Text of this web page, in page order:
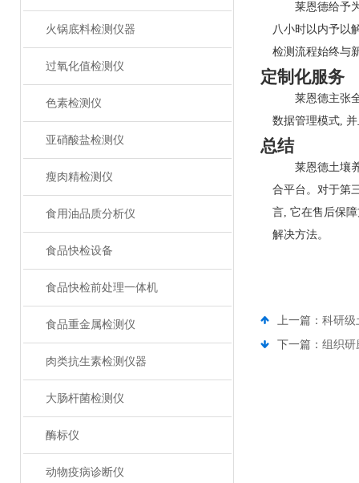
火锅底料检测仪器
过氧化值检测仪
色素检测仪
亚硝酸盐检测仪
瘦肉精检测仪
食用油品质分析仪
食品快检设备
食品快检前处理一体机
食品重金属检测仪
肉类抗生素检测仪器
大肠杆菌检测仪
酶标仪
动物疫病诊断仪
莱恩德给予
八小时以内予以
检测‍流程始终与
定制化服务
莱恩‍德主张
数据管理模式,‍
总结
莱恩德土壤
合平台。对于第
言, 它在⁠售后保
解决方法‌。
上一篇： 科研级
下一篇： 组织研